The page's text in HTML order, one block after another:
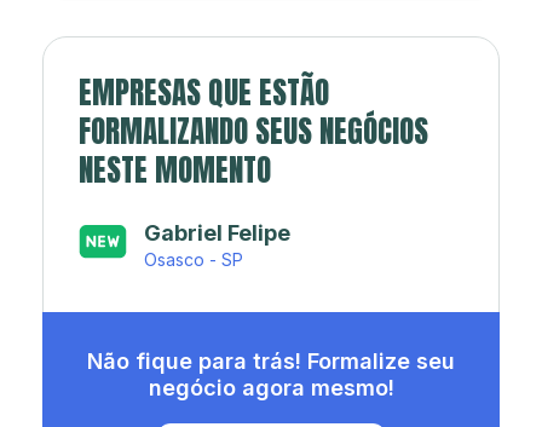
EMPRESAS QUE ESTÃO
FORMALIZANDO SEUS NEGÓCIOS
NESTE MOMENTO
Japa’s açaí e sorveteria
Rio de Janeiro - RJ
Não fique para trás! Formalize seu
negócio agora mesmo!